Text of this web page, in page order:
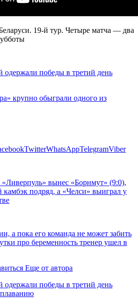
победы в третий день
крупно обыграли одного из
TwitterWhatsAppTelegramViber
вынес «Борнмут» (9:0),
камбэк подряд, а «Челси» выиграл у
а пока его команда не может забить
про беременность тренер ушел в
Еще от автора
победы в третий день